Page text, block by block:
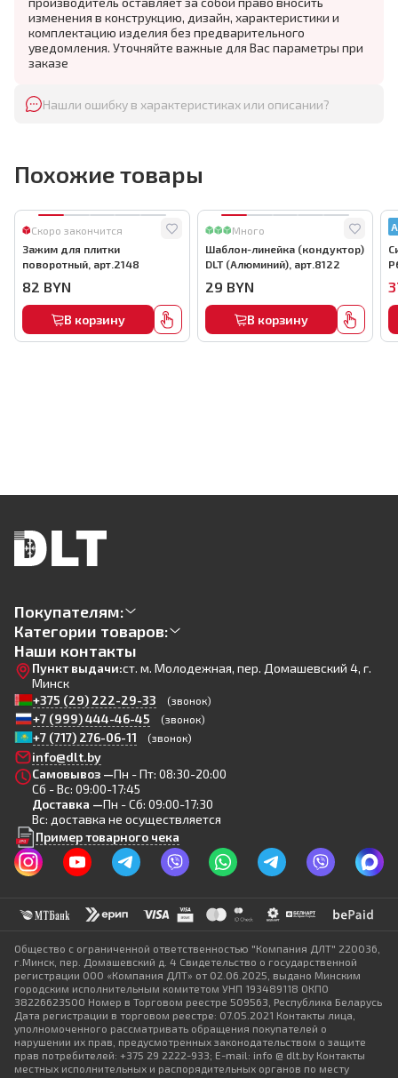
изменения в конструкцию, дизайн, характеристики и
комплектацию изделия без предварительного
уведомления. Уточняйте важные для Вас параметры при
заказе
Нашли ошибку в характеристиках или описании?
Похожие товары
Скоро закончится
Зажим для плитки
поворотный, арт.2148
82 BYN
В корзину
Много
Шаблон-линейка (кондуктор)
DLT (Алюминий), арт.8122
29 BYN
В корзину
Покупателям:
Категории товаров:
Наши контакты
Пункт выдачи:ст. м. Молодежная, пер. Домашевский 4, г.
Минск
+375 (29) 222-29-33
(звонок)
+7 (999) 444-46-45 (звонок)
+7 (717) 276-06-11 (звонок)
info@dlt.by
Самовывоз —Пн - Пт: 08:30-20:00
Сб - Вс: 09:00-17:45
Доставка —Пн - Сб: 09:00-17:30
Вс: доставка не осуществляется
Пример товарного чека
Общество с ограниченной ответственностью "Компания ДЛТ" 220036,
г.Минск, пер. Домашевский д. 4 Свидетельство о государственной
регистрации ООО «Компания ДЛТ» от 02.06.2025, выдано Минским
городским исполнительным комитетом УНП 193489118 ОКПО
38226623500 Номер в Торговом реестре 509563, Республика Беларусь
Дата регистрации в торговом реестре: 07.05.2021 Контакты лица,
уполномоченного рассматривать обращения покупателей о
нарушении их прав, предусмотренных законодательством о защите
прав потребителей: +375 29 2222-933; E-mail: info @ dlt.by Контакты
местных исполнительных и распорядительных органов по месту